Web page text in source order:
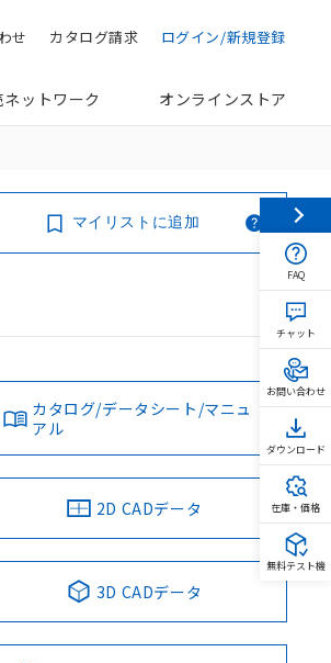
ログイン/新規登録
カタログ請求
せ
ネットワーク オンラインストア
マイリストに追加
カタログ/データシート/マニュ
アル
2D CADデータ
3D CADデータ
FAQ
チャット
お問い合わせ
ダウンロード
在庫・価格
無料テスト機